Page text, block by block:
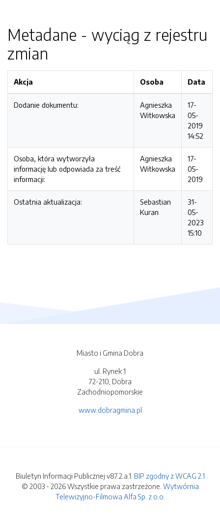
Metadane - wyciąg z rejestru
zmian
Akcja Osoba Data
Dodanie dokumentu:
Agnieszka
Witkowska
17-
05-
2019
14:52
Osoba, która wytworzyła
informację lub odpowiada za treść
informacji:
Agnieszka
Witkowska
17-
05-
2019
Ostatnia aktualizacja:
Sebastian
Kuran
31-
05-
2023
15:10
Miasto i Gmina Dobra
ul. Rynek 1
72-210, Dobra
Zachodniopomorskie
www.dobragmina.pl
Biuletyn Informacji Publicznej v87.2.a.1. BIP zgodny z WCAG 2.1
© 2003 - 2026 Wszystkie prawa zastrzeżone. Wytwórnia
Telewizyjno-Filmowa Alfa Sp. z o.o.